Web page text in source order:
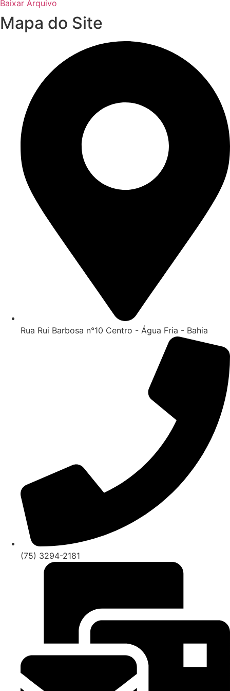
Baixar Arquivo
Mapa do Site
Rua Rui Barbosa n°10 Centro - Água Fria - Bahia
(75) 3294-2181